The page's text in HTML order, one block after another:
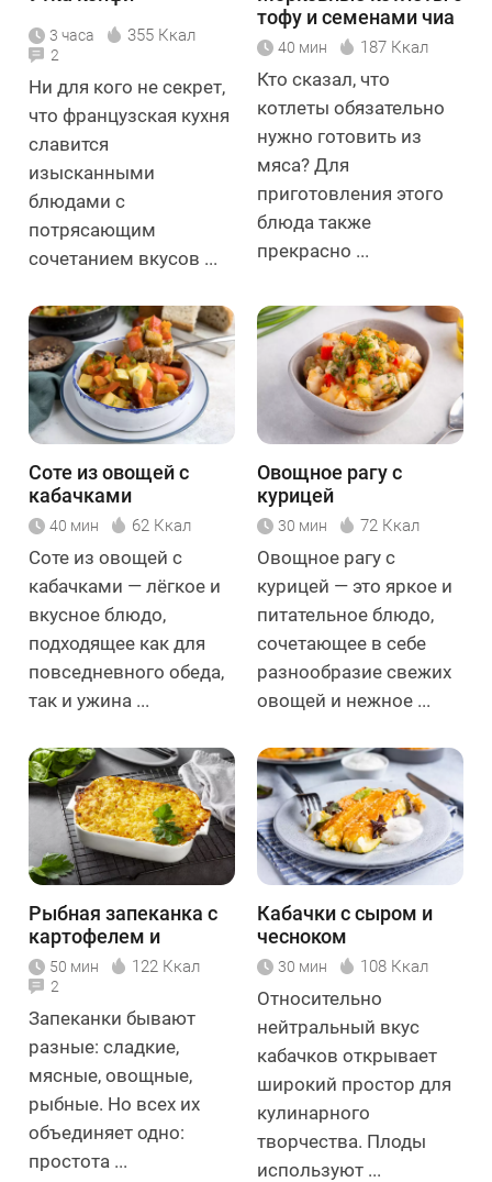
3 часа 355 Ккал
2
Ни для кого не секрет,
что французская кухня
славится
изысканными
блюдами с
потрясающим
сочетанием вкусов ...
тофу и семенами чиа
40 мин 187 Ккал
Кто сказал, что
котлеты обязательно
нужно готовить из
мяса? Для
приготовления этого
блюда также
прекрасно ...
Соте из овощей с
кабачками
40 мин 62 Ккал
Соте из овощей с
кабачками — лёгкое и
вкусное блюдо,
подходящее как для
повседневного обеда,
так и ужина ...
Овощное рагу с
курицей
30 мин 72 Ккал
Овощное рагу с
курицей — это яркое и
питательное блюдо,
сочетающее в себе
разнообразие свежих
овощей и нежное ...
Рыбная запеканка с
картофелем и
шпинатом
50 мин 122 Ккал
2
Запеканки бывают
разные: сладкие,
мясные, овощные,
рыбные. Но всех их
объединяет одно:
простота ...
Кабачки с сыром и
чесноком
30 мин 108 Ккал
Относительно
нейтральный вкус
кабачков открывает
широкий простор для
кулинарного
творчества. Плоды
используют ...